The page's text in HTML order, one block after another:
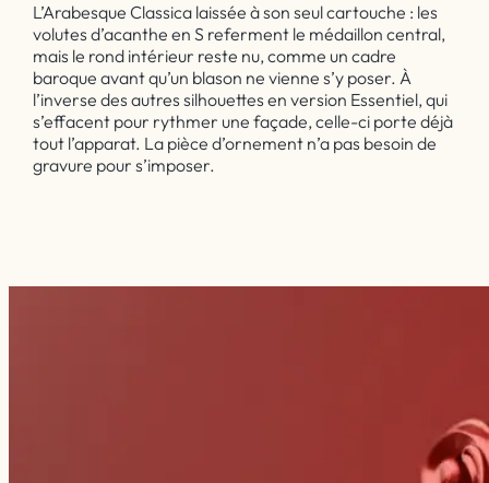
L’Arabesque Classica laissée à son seul cartouche : les
volutes d’acanthe en S referment le médaillon central,
mais le rond intérieur reste nu, comme un cadre
baroque avant qu’un blason ne vienne s’y poser. À
l’inverse des autres silhouettes en version Essentiel, qui
s’effacent pour rythmer une façade, celle-ci porte déjà
tout l’apparat. La pièce d’ornement n’a pas besoin de
gravure pour s’imposer.